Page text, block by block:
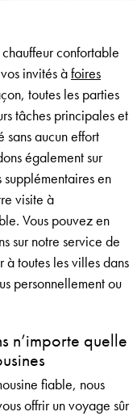
confortable
invités àfoires
toutes les parties
tâches principales et
sans aucun effort
également sur
en
visite à
Vous pouvez en
sur notre service de
à toutes les villes dans
personnellement ou
n’importe quelle
fiable, nous
offrir un voyage sûr